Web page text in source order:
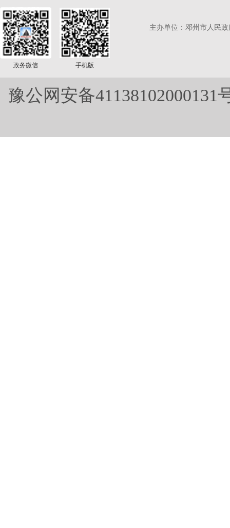
政务微信 手机版
主办单位：邓州市人民
豫公网安备41138102000131